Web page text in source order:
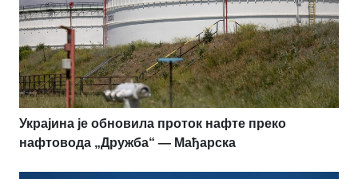
Украјина је обновила проток нафте преко
нафтовода „Дружба“ — Мађарска